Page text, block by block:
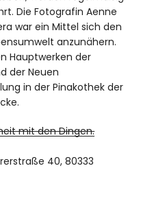
Die Fotografin Aenne
war ein Mittel sich den
anzunähern.
Hauptwerken der
der Neuen
in der Pinakothek der
mit den Dingen.
40, 80333